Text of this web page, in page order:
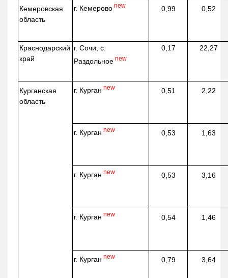
Кемеровская
область
г. Кемерово new 0,99 0,52
Краснодарский
край
г. Сочи, с.
Раздольное new
0,17 22,27
Курганская
область
г. Курган new 0,51 2,22
г. Курган new 0,53 1,63
г. Курган new 0,53 3,16
г. Курган new 0,54 1,46
г. Курган new 0,79 3,64